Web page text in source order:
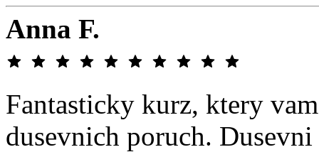
Anna F.
Fantasticky kurz, ktery
dusevnich poruch.